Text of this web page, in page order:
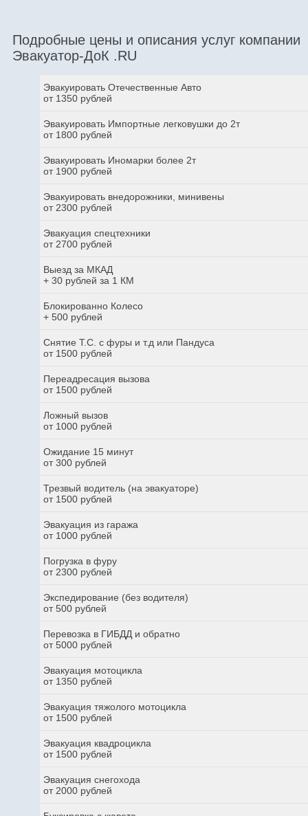
Подробные цены и описания услуг компании
Эвакуатор-ДоК .RU
Эвакуировать Отечественные Авто
от 1350 рублей
Эвакуировать Импортные легковушки до 2т
от 1800 рублей
Эвакуировать Иномарки более 2т
от 1900 рублей
Эвакуировать внедорожники, минивены
от 2300 рублей
Эвакуация спецтехники
от 2700 рублей
Выезд за МКАД
+ 30 рублей за 1 КМ
Блокированно Колесо
+ 500 рублей
Снятие Т.С. с фуры и т.д или Пандуса
от 1500 рублей
Переадресация вызова
от 1500 рублей
Ложный вызов
от 1000 рублей
Ожидание 15 минут
от 300 рублей
Трезвый водитель (на эвакуаторе)
от 1500 рублей
Эвакуация из гаража
от 1000 рублей
Погрузка в фуру
от 2300 рублей
Экспедирование (без водителя)
от 500 рублей
Перевозка в ГИБДД и обратно
от 5000 рублей
Эвакуация мотоцикла
от 1350 рублей
Эвакуация тяжолого мотоцикла
от 1500 рублей
Эвакуация квадроцикла
от 1500 рублей
Эвакуация снегохода
от 2000 рублей